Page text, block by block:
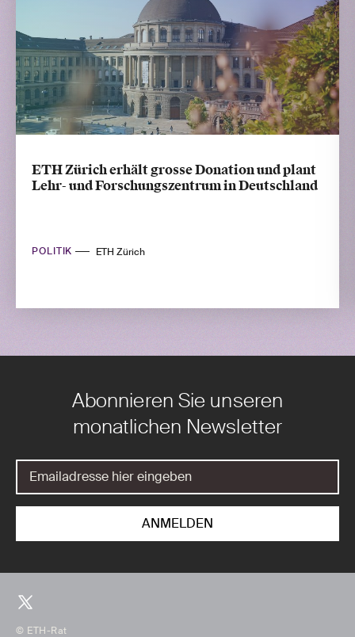
ETH Zürich erhält grosse Donation und plant
Lehr- und Forschungszentrum in Deutschland
POLITIK ETH Zürich
Abonnieren Sie unseren
monatlichen Newsletter
© ETH-Rat